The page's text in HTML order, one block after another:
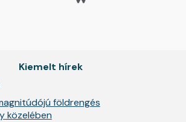
Kiemelt hírek
földrengés
közelében